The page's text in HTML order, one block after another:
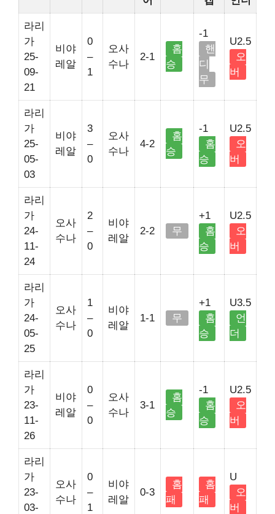
라리
가
25-
09-
21
비야
레알
0
–
1
오사
수나
2-1
홈
승
-1
핸
디
무
U2.5
오
버
라리
가
25-
05-
03
비야
레알
3
–
0
오사
수나
4-2
홈
승
-1
홈
승
U2.5
오
버
라리
가
24-
11-
24
오사
수나
2
–
0
비야
레알
2-2 무
+1
홈
승
U2.5
오
버
라리
가
24-
05-
25
오사
수나
1
–
0
비야
레알
1-1 무
+1
홈
승
U3.5
언
더
라리
가
23-
11-
26
비야
레알
0
–
0
오사
수나
3-1
홈
승
-1
홈
승
U2.5
오
버
라리
가
23-
03-
오사
수나
0
–
1
비야
레알
0-3
홈
패
홈
패
U
오
버